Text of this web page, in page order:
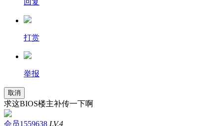
回复
打赏
举报
取消
求这BIOS楼主补传一下啊
会员1559638 LV.4